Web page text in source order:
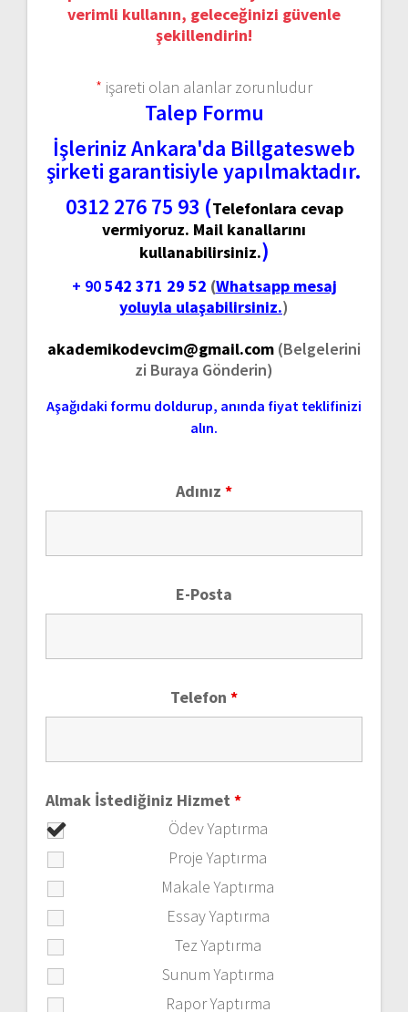
verimli kullanın, geleceğinizi güvenle
şekillendirin!
* işareti olan alanlar zorunludur
Talep Formu
İşleriniz Ankara'da Billgatesweb
şirketi garantisiyle yapılmaktadır.
0312 276 75 93 (Telefonlara cevap
vermiyoruz. Mail kanallarını
kullanabilirsiniz.)
+ 90542 371 29 52 (Whatsapp mesaj
yoluyla ulaşabilirsiniz.)
akademikodevcim@gmail.com (Belgelerini
zi Buraya Gönderin)
Aşağıdaki formu doldurup, anında fiyat teklifinizi
alın.
Adınız *
E-Posta
Telefon *
Almak İstediğiniz Hizmet *
Ödev Yaptırma
Proje Yaptırma
Makale Yaptırma
Essay Yaptırma
Tez Yaptırma
Sunum Yaptırma
Rapor Yaptırma